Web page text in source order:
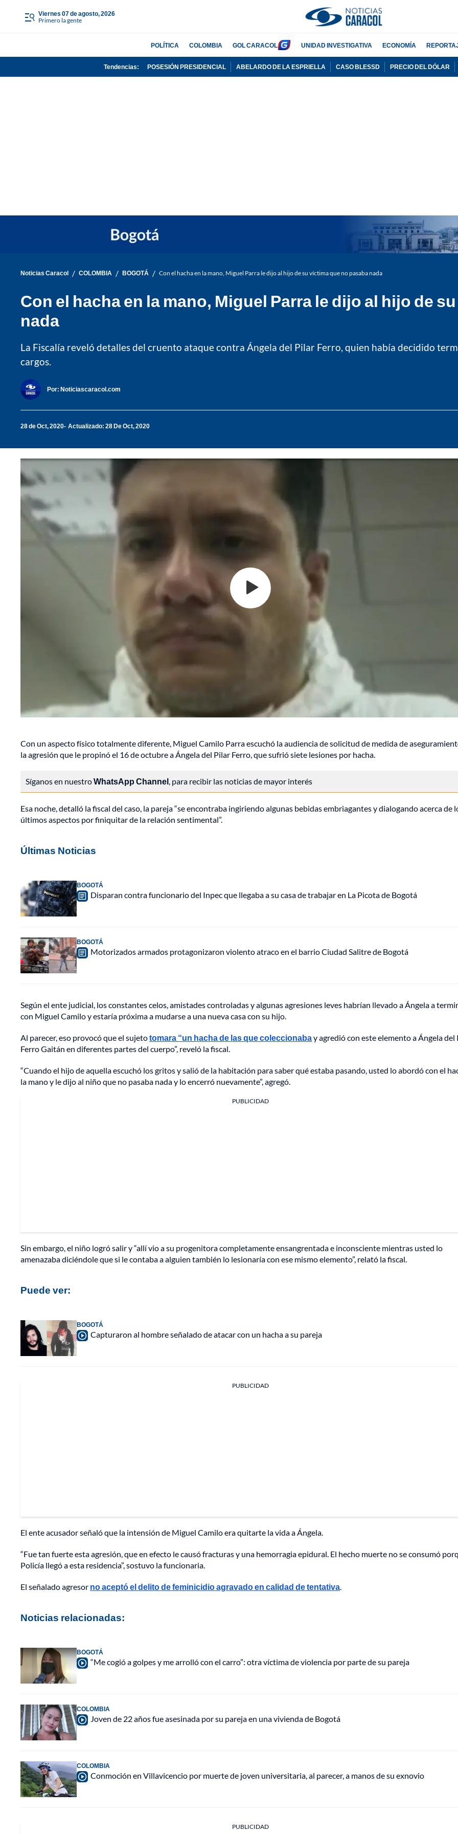
viernes 07 de agosto, 2026
Primero la gente
POLÍTICA COLOMBIA GOL CARACOL UNIDAD INVESTIGATIVA ECONOMÍA
Tendencias: POSESIÓN PRESIDENCIAL ABELARDO DE LA ESPRIELLA CASO BLESSD PRECIO DEL DÓLAR
Noticias Caracol / COLOMBIA / BOGOTÁ / Con el hacha en la mano, Miguel Parra le dijo al hijo de su víctima que no pasaba nada
Con el hacha en la mano, Miguel Parra le dijo al hijo de
nada
La Fiscalía reveló detalles del cruento ataque contra Ángela del Pilar Ferro, quien había decidido
cargos.
Por: Noticiascaracol.com
28 de Oct, 2020 Actualizado: 28 De Oct, 2020
Con un aspecto físico totalmente diferente, Miguel Camilo Parra escuchó la audiencia de solicitud de medida de
la agresión que le propinó el 16 de octubre a Ángela del Pilar Ferro, que sufrió siete lesiones por hacha.
Síganos en nuestroWhatsApp Channel, para recibir las noticias de mayor interés
Esa noche, detalló la fiscal del caso, la pareja “se encontraba ingiriendo algunas bebidas embriagantes y dialogando acerca de
últimos aspectos por finiquitar de la relación sentimental”.
Últimas Noticias
BOGOTÁ
Disparan contra funcionario del Inpec que llegaba a su casa de trabajar en La Picota de Bogotá
BOGOTÁ
Motorizados armados protagonizaron violento atraco en el barrio Ciudad Salitre de Bogotá
Según el ente judicial, los constantes celos, amistades controladas y algunas agresiones leves habrían llevado a Ángela a
con Miguel Camilo y estaría próxima a mudarse a una nueva casa con su hijo.
Al parecer, eso provocó que el sujetotomara “un hacha de las que coleccionabay agredió con este elemento a Ángela del
Ferro Gaitán en diferentes partes del cuerpo”, reveló la fiscal.
“Cuando el hijo de aquella escuchó los gritos y salió de la habitación para saber qué estaba pasando, usted lo abordó con el
la mano y le dijo al niño que no pasaba nada y lo encerró nuevamente”, agregó.
PUBLICIDAD
Sin embargo, el niño logró salir y “allí vio a su progenitora completamente ensangrentada e inconsciente mientras usted lo
amenazaba diciéndole que si le contaba a alguien también lo lesionaría con ese mismo elemento”, relató la fiscal.
Puede ver:
BOGOTÁ
Capturaron al hombre señalado de atacar con un hacha a su pareja
PUBLICIDAD
El ente acusador señaló que la intensión de Miguel Camilo era quitarte la vida a Ángela.
“Fue tan fuerte esta agresión, que en efecto le causó fracturas y una hemorragia epidural. El hecho muerte no se consumó
Policía llegó a esta residencia”, sostuvo la funcionaria.
El señalado agresor no aceptó el delito de feminicidio agravado en calidad de tentativa.
Noticias relacionadas:
BOGOTÁ
“Me cogió a golpes y me arrolló con el carro”: otra víctima de violencia por parte de su pareja
COLOMBIA
Joven de 22 años fue asesinada por su pareja en una vivienda de Bogotá
COLOMBIA
Conmoción en Villavicencio por muerte de joven universitaria, al parecer, a manos de su exnovio
PUBLICIDAD